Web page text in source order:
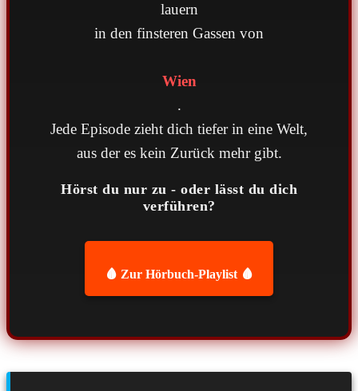
lauern
in den finsteren Gassen von
Wien
.
Jede Episode zieht dich tiefer in eine Welt,
aus der es kein Zurück mehr gibt.
Hörst du nur zu - oder lässt du dich
verführen?
🩸 Zur Hörbuch-Playlist 🩸